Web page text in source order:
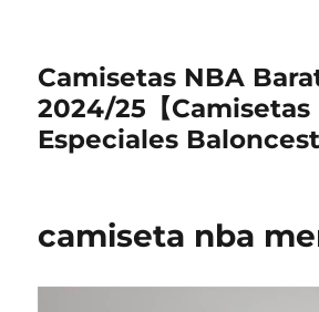
Camisetas NBA
2024/25【Camisetas
Especiales
camiseta nba